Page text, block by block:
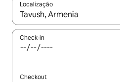
Localização
Quando os resultados
Check-in
Checkout